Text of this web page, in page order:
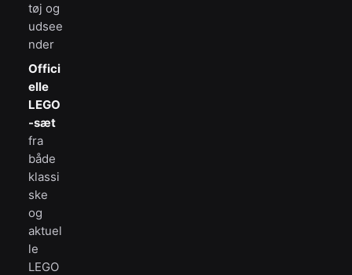
tøj og
udsee
nder
Offici
elle
LEGO
-sæt
fra
både
klassi
ske
og
aktuel
le
LEGO